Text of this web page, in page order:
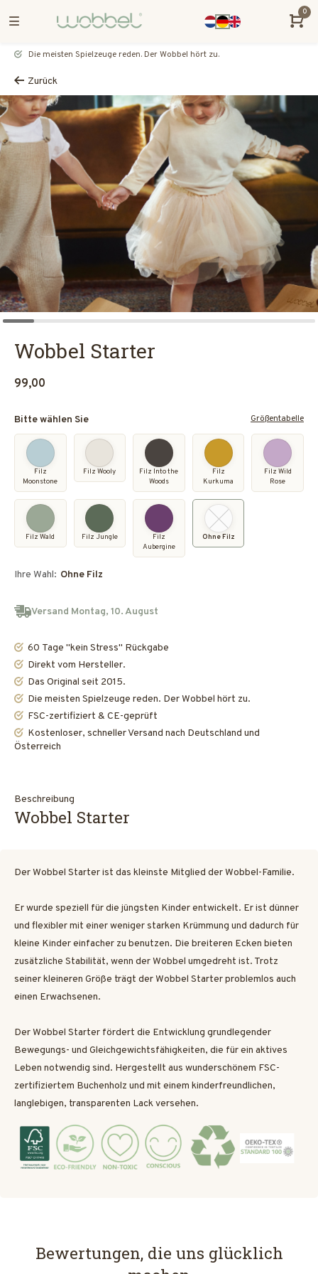
0
Die meisten Spielzeuge reden. Der Wobbel hört zu.
Zurück
Wobbel Starter
99,00
Bitte wählen Sie
Filz
Moonstone
Filz Wooly
Filz Into the
Woods
Filz
Kurkuma
Filz Wild
Rose
Filz Wald Filz Jungle
Filz
Aubergine
Ohne Filz
Ihre Wahl: Ohne Filz
Größentabelle
Versand Montag, 10. August
60 Tage "kein Stress" Rückgabe
Direkt vom Hersteller.
Das Original seit 2015.
Die meisten Spielzeuge reden. Der Wobbel hört zu.
FSC-zertifiziert & CE-geprüft
Kostenloser, schneller Versand nach Deutschland und
Österreich
Beschreibung
Wobbel Starter
Der Wobbel Starter ist das kleinste Mitglied der Wobbel-Familie.
Er wurde speziell für die jüngsten Kinder entwickelt. Er ist dünner
und flexibler mit einer weniger starken Krümmung und dadurch für
kleine Kinder einfacher zu benutzen. Die breiteren Ecken bieten
zusätzliche Stabilität, wenn der Wobbel umgedreht ist. Trotz
seiner kleineren Größe trägt der Wobbel Starter problemlos auch
einen Erwachsenen.
Der Wobbel Starter fördert die Entwicklung grundlegender
Bewegungs- und Gleichgewichtsfähigkeiten, die für ein aktives
Leben notwendig sind. Hergestellt aus wunderschönem FSC-
zertifiziertem Buchenholz und mit einem kinderfreundlichen,
langlebigen, transparenten Lack versehen.
Bewertungen, die uns glücklich